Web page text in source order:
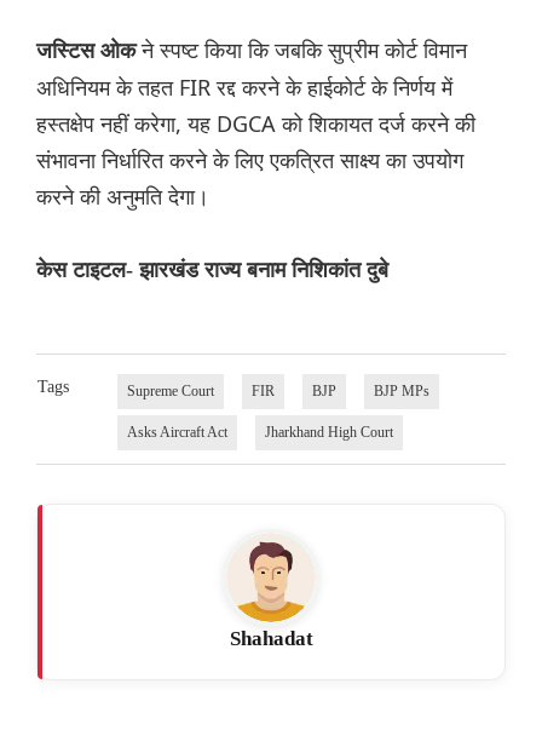
जस्टिस ओकने स्पष्ट किया कि जबकि सुप्रीम कोर्ट विमान
अधिनियम के तहत FIR रद्द करने के हाईकोर्ट के निर्णय में
हस्तक्षेप नहीं करेगा, यह DGCA को शिकायत दर्ज करने की
संभावना निर्धारित करने के लिए एकत्रित साक्ष्य का उपयोग
करने की अनुमति देगा।
केस टाइटल- झारखंड राज्य बनाम निशिकांत दुबे
Tags Supreme Court FIR BJP BJP MPs
Asks Aircraft Act Jharkhand High Court
Shahadat